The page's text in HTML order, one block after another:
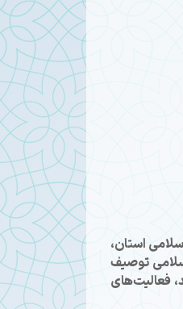
استان،
توصیف
فعالیت‌های